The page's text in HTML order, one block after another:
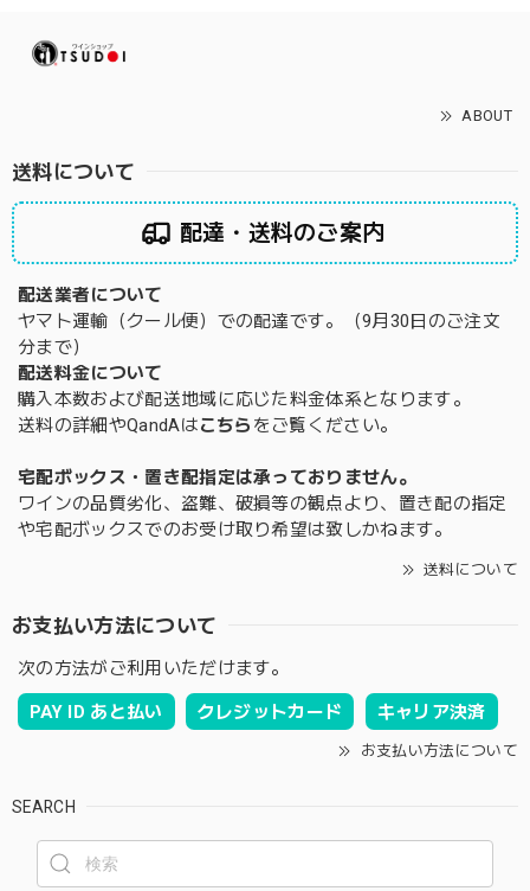
ABOUT
送料について
配達・送料のご案内
配送業者について
ヤマト運輸（クール便）での配達です。（9月30日のご注文
分まで）
配送料金について
購入本数および配送地域に応じた料金体系となります。
送料の詳細やQandAはこちら をご覧ください。
宅配ボックス・置き配指定は承っておりません。
ワインの品質劣化、盗難、破損等の観点より、置き配の指定
や宅配ボックスでのお受け取り希望は致しかねます。
送料について
お支払い方法について
次の方法がご利用いただけます。
PAY ID あと払い クレジットカード キャリア決済
お支払い方法について
SEARCH